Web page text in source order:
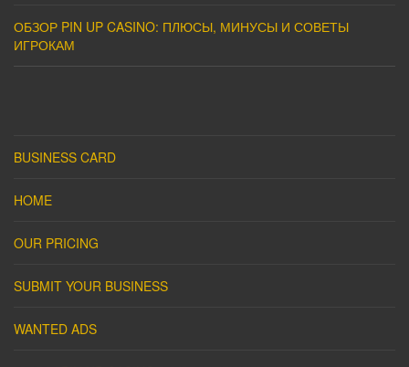
ОБЗОР PIN UP CASINO: ПЛЮСЫ, МИНУСЫ И СОВЕТЫ
ИГРОКАМ
BUSINESS CARD
HOME
OUR PRICING
SUBMIT YOUR BUSINESS
WANTED ADS